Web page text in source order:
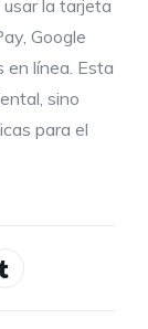
la tarjeta
Google
en línea. Esta
sino
para el